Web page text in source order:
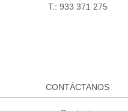
T.: 933 371 275
CONTÁCTANOS